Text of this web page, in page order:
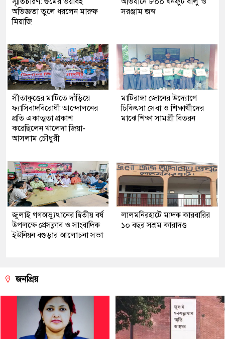
অভিজ্ঞতা তুলে ধরলেন মারুফ
মিয়াজি
সরঞ্জাম জব্দ
সীতাকুণ্ডের মাটিতে দাঁড়িয়ে
ফ্যাসিবাদবিরোধী আন্দোলনের
প্রতি একাত্মতা প্রকাশ
করেছিলেন খালেদা জিয়া-
আসলাম চৌধুরী
মাটিরাঙ্গা জোনের উদ্যোগে
চিকিৎসা সেবা ও শিক্ষার্থীদের
মাঝে শিক্ষা সামগ্রী বিতরন
জুলাই গণঅভ্যুত্থানের দ্বিতীয় বর্ষ
উপলক্ষে প্রেসক্লাব ও সাংবাদিক
ইউনিয়ন বগুড়ার আলোচনা সভা
লালমনিরহাটে মাদক কারবারির
১০ বছর সশ্রম কারাদণ্ড
জনপ্রিয়